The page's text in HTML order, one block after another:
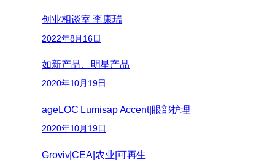
创业相谈室 李康瑞
2022年8月16日
如新产品、明星产品
2020年10月19日
ageLOC Lumisap Accent|眼部护理
2020年10月19日
Groviv|CEA|农业|可再生